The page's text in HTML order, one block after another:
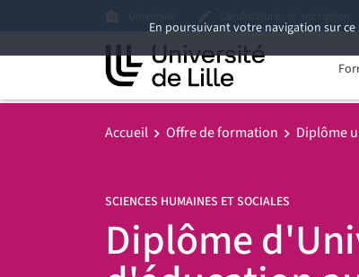
En poursuivant votre navigation sur
Accueil Offre de formation Diplôme
SCIENCES HUMAINES ET SOCIALES
Diplôme